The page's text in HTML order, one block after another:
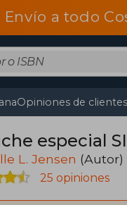
Envío a todo
Opiniones de clientes
especial
L. Jensen (Autor)
25 opiniones